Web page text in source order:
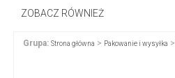
ZOBACZ RÓWNIEŻ
Grupa: Strona główna > Pakowanie i wysyłka >